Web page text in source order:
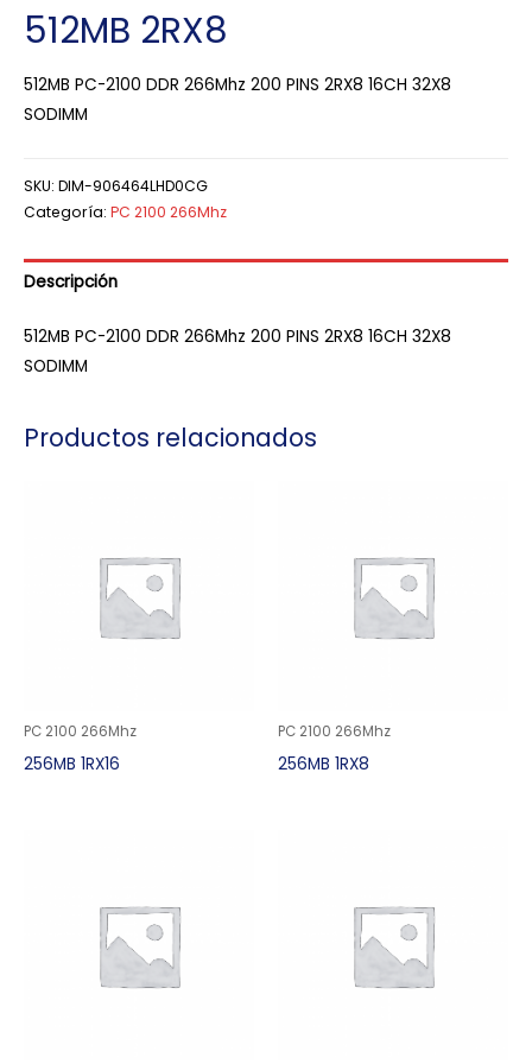
512MB 2RX8
512MB PC-2100 DDR 266Mhz 200 PINS 2RX8 16CH 32X8
SODIMM
SKU: DIM-906464LHD0CG
Categoría: PC 2100 266Mhz
Descripción
512MB PC-2100 DDR 266Mhz 200 PINS 2RX8 16CH 32X8
SODIMM
Productos relacionados
PC 2100 266Mhz
256MB 1RX16
PC 2100 266Mhz
256MB 1RX8